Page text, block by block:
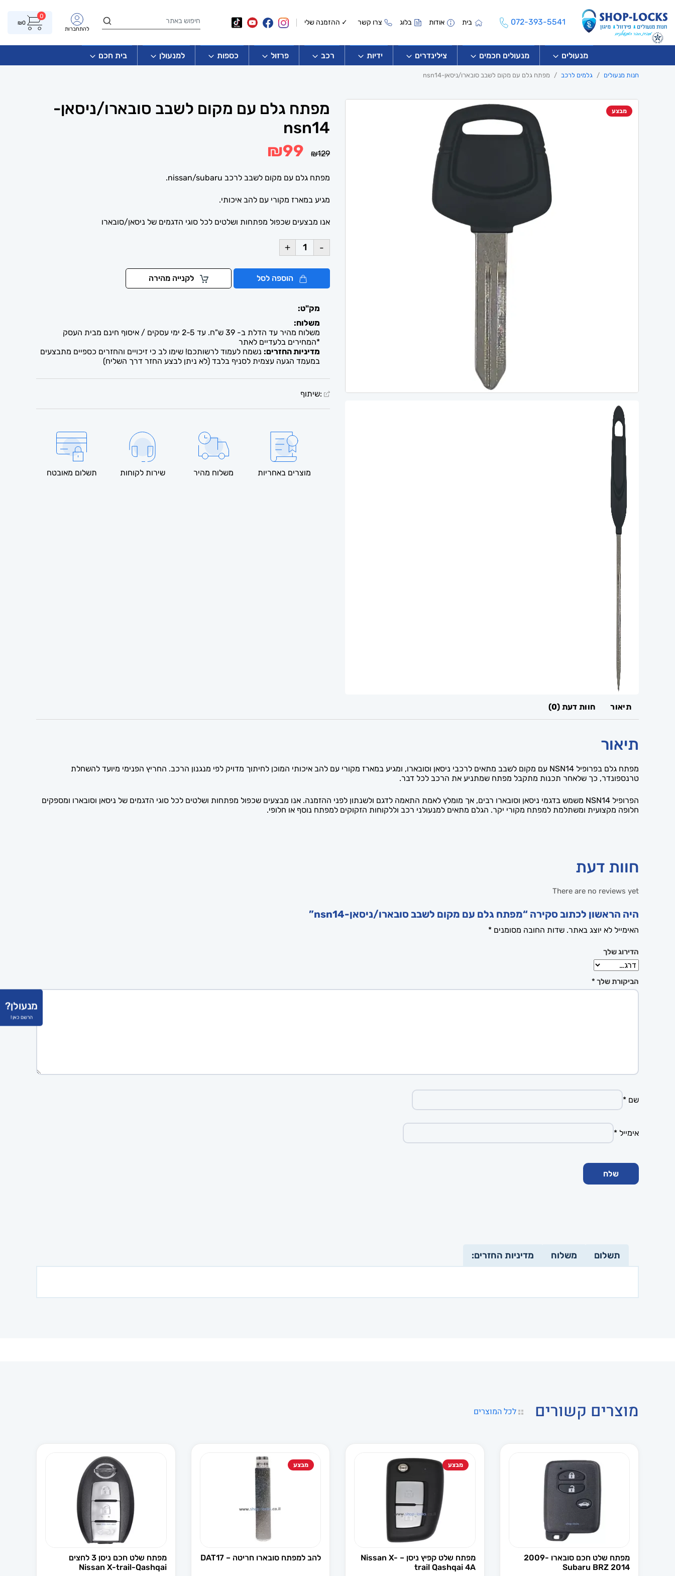
072-393-5541 בית אודות בלוג צרו קשר ✓ ההזמנה שלי
להתחברות
0
₪0
מנעולים מנעולים חכמים צילינדרים ידיות רכב פרזול כספות למנעולן בית חכם
חנות מנעולים גלמים לרכב מפתח גלם עם מקום לשבב סובארו/ניסאן-nsn14
מבצע
מפתח גלם עם מקום לשבב סובארו/ניסאן-
nsn14
₪129
המחיר
המקורי
₪129.
₪99
₪99.
מפתח גלם עם מקום לשבב לרכב nissan/subaru.
מגיע במארז מקורי עם להב איכותי.
אנו מבצעים שכפול מפתחות ושלטים לכל סוגי הדגמים של ניסאן/סובארו
-
+
הוספה לסל לקנייה מהירה
מק"ט:
משלוח:
משלוח מהיר עד הדלת ב- 39 ש"ח. עד 2-5 ימי עסקים / איסוף חינם מבית העסק
*המחירים בלעדיים לאתר
מדיניות החזרים: נשמח לעמוד לרשותכם! שימו לב כי זיכויים והחזרים כספיים מתבצעים
במעמד הגעה עצמית לסניף בלבד (לא ניתן לבצע החזר דרך השליח)
:שיתוף
מוצרים באחריות משלוח מהיר שירות לקוחות תשלום מאובטח
תיאור חוות דעת (0)
תיאור
מפתח גלם בפרופיל NSN14 עם מקום לשבב מתאים לרכבי ניסאן וסובארו, ומגיע במארז מקורי עם להב איכותי המוכן לחיתוך מדויק לפי מנגנון הרכב. החריץ הפנימי מיועד להשחלת
טרנספונדר, כך שלאחר תכנות מתקבל מפתח שמתניע את הרכב לכל דבר.
הפרופיל NSN14 משמש בדגמי ניסאן וסובארו רבים, אך מומלץ לאמת התאמה לדגם ולשנתון לפני ההזמנה. אנו מבצעים שכפול מפתחות ושלטים לכל סוגי הדגמים של ניסאן וסובארו ומספקים
חלופה מקצועית ומשתלמת למפתח מקורי יקר. הגלם מתאים למנעולני רכב וללקוחות הזקוקים למפתח נוסף או חלופי.
חוות דעת
There are no reviews yet
היה הראשון לכתוב סקירה “מפתח גלם עם מקום לשבב סובארו/ניסאן-nsn14”
האימייל לא יוצג באתר. שדות החובה מסומנים *
הדירוג שלך
הביקורת שלך *
שם *
אימייל *
תשלום משלוח מדיניות החזרים:
מוצרים קשורים לכל המוצרים
מפתח שלט חכם סובארו 2009-
2014 Subaru BRZ
מבצע
מפתח שלט קפיץ ניסן – Nissan X-
trail Qashqai 4A
מבצע
להב למפתח סובארו חריטה – DAT17
מפתח שלט חכם ניסן 3 לחצים
Nissan X-trail-Qashqai
מנעולן?
הרשם כאן !